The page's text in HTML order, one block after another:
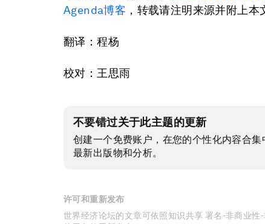
Agenda博客 ，转载请注明来源并附上本
翻译：程杨
校对：王思雨
不要错过关于此主题的更新
创建一个免费账户，在您的个性化内容合集
最新出版物和分析。
许可和重新发布
世界经济论坛的文章可依照知识共享 署名-非商业